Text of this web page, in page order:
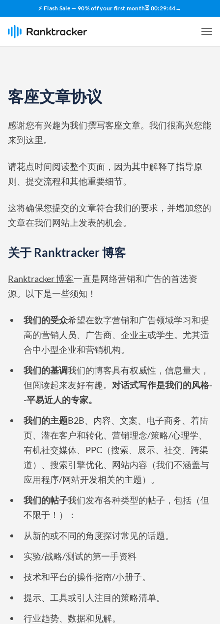
⚡ Flash Sale — 90% off your first month⏳ 00:29:43→
客座文章协议
感谢您有兴趣为我们撰写客座文章。我们很高兴您能
来到这里。
请花点时间阅读整个页面，因为其中解释了指导原
则、提交流程和其他重要细节。
这将确保您提交的文章符合我们的要求，并增加您的
文章在我们网站上发表的机会。
关于 Ranktracker 博客
Ranktracker 博客一直是网络营销和广告的首选资
源。以下是一些须知！
我们的受众希望在数字营销和广告领域学习和提
高的营销人员、广告商、企业主或学生。尤其适
合中小型企业和营销机构。
我们的基调我们的博客具有权威性，信息量大，
但阅读起来友好有趣。 对话式写作是我们的风格-
-平易近人的专家。
我们的主题B2B、内容、文案、电子商务、着陆
页、潜在客户和转化、营销理念/策略/心理学、
有机社交媒体、PPC（搜索、展示、社交、跨渠
道）、搜索引擎优化、网站内容（我们不涵盖与
应用程序/网站开发相关的主题）。
我们的帖子我们发布各种类型的帖子，包括（但
不限于！）：
从新的或不同的角度探讨常见的话题。
实验/战略/测试的第一手资料
技术和平台的操作指南/小册子。
提示、工具或引人注目的策略清单。
行业趋势、数据和见解。